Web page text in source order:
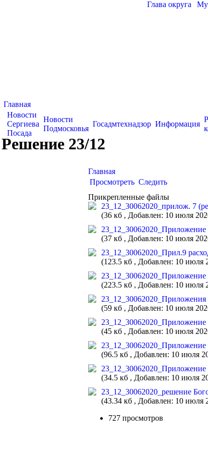
Глава округа
Главная
Новости
Сергиева
Посада
Новости
Подмосковья
Госадмтехнадзор Информация
Решение 23/12
Главная
Просмотреть Следить
Прикрепленные файлы
23_12_30062020_прилож. 7
(36 кб , Добавлен: 10 июля
(37 кб , Добавлен: 10 июля
23_12_30062020_Прил.9
(123.5 кб , Добавлен: 10 июля
(223.5 кб , Добавлен: 10 июля
23_12_30062020_Приложения
(59 кб , Добавлен: 10 июля
(45 кб , Добавлен: 10 июля
23_12_30062020_Приложение
(96.5 кб , Добавлен: 10 июля
(34.5 кб , Добавлен: 10 июля
23_12_30062020_решение
(43.34 кб , Добавлен: 10 июля
727 просмотров